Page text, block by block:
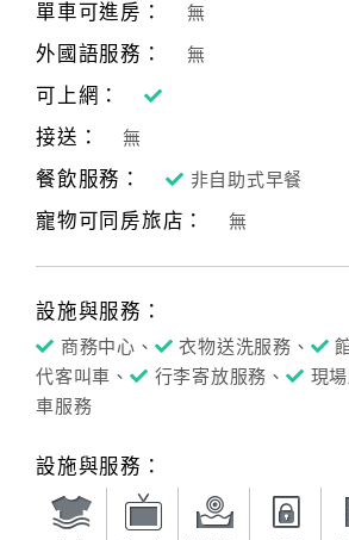
店
合
作
合
旅
計
單車可進房：
無
外國語服務： 無
可上網：
接送：
無
餐飲服務： 非自助式早餐
寵物可同房旅店： 無
設施與服務：
商務中心、 衣物送洗服務、
代客叫車、
行李寄放服務、 現
車服務
設施與服務：